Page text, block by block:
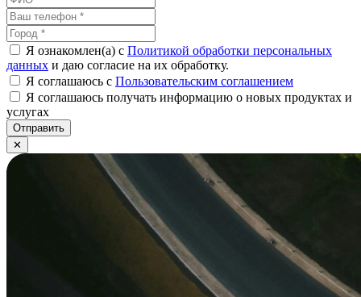
Я ознакомлен(а) с Политикой обработки персональных
данных и даю согласие на их обработку.
Я соглашаюсь c Пользовательским соглашением
Я соглашаюсь получать информацию о новых продуктах и
услугах
Отправить
✕